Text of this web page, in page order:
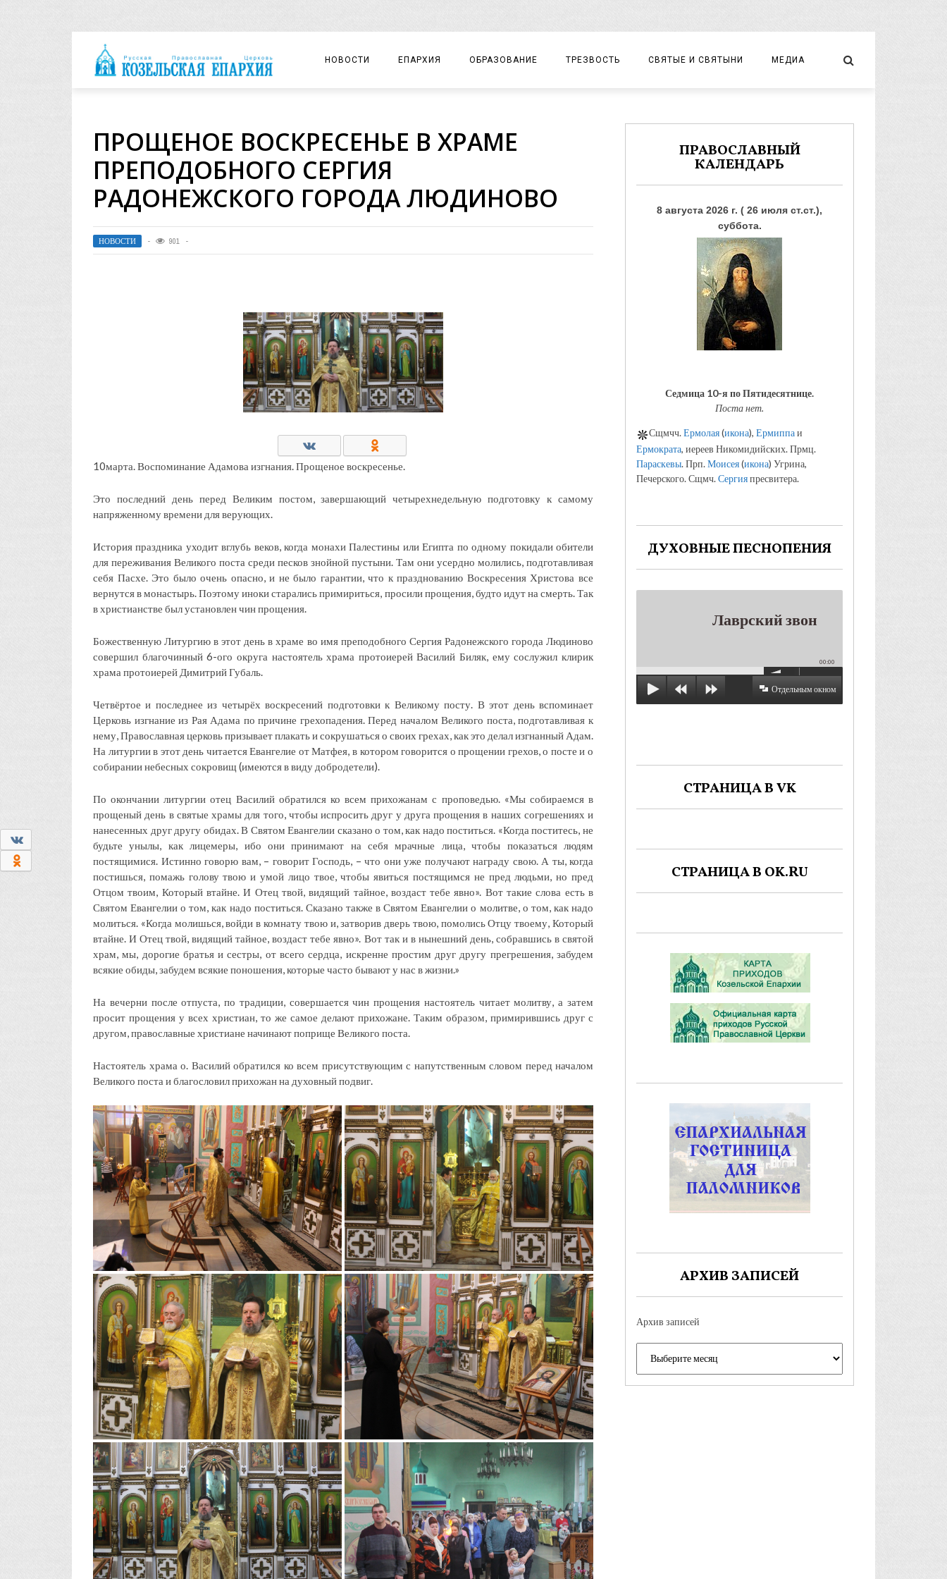
НОВОСТИ ЕПАРХИЯ
ЕПАРХИАЛЬНОЕ УПРАВЛЕНИЕ
ЕПАРХИАЛЬНЫЕ ОТДЕЛЫ
ДУХОВЕНСТВО
БЛАГОЧИНИЯ
МАТЕРИАЛЫ
КОНТАКТЫ/РЕКВИЗИТЫ
ОБРАЗОВАНИЕ
ЦЕНТР «ВОЗРОЖДЕНИЕ»
ТРЕЗВОСТЬ СВЯТЫЕ И СВЯТЫНИ МЕДИА
ФОТО
ПРОЩЕНОЕ ВОСКРЕСЕНЬЕ В ХРАМЕ
ПРЕПОДОБНОГО СЕРГИЯ
РАДОНЕЖСКОГО ГОРОДА ЛЮДИНОВО
НОВОСТИ 901
10марта. Воспоминание Адамова изгнания. Прощеное воскресенье.
Это последний день перед Великим постом, завершающий четырехнедельную подготовку к самому
напряженному времени для верующих.
История праздника уходит вглубь веков, когда монахи Палестины или Египта по одному покидали обители
для переживания Великого поста среди песков знойной пустыни. Там они усердно молились, подготавливая
себя Пасхе. Это было очень опасно, и не было гарантии, что к празднованию Воскресения Христова все
вернутся в монастырь. Поэтому иноки старались примириться, просили прощения, будто идут на смерть. Так
в христианстве был установлен чин прощения.
Божественную Литургию в этот день в храме во имя преподобного Сергия Радонежского города Людиново
совершил благочинный 6-ого округа настоятель храма протоиерей Василий Биляк, ему сослужил клирик
храма протоиерей Димитрий Губаль.
Четвёртое и последнее из четырёх воскресений подготовки к Великому посту. В этот день вспоминает
Церковь изгнание из Рая Адама по причине грехопадения. Перед началом Великого поста, подготавливая к
нему, Православная церковь призывает плакать и сокрушаться о своих грехах, как это делал изгнанный Адам.
На литургии в этот день читается Евангелие от Матфея, в котором говорится о прощении грехов, о посте и о
собирании небесных сокровищ (имеются в виду добродетели).
По окончании литургии отец Василий обратился ко всем прихожанам с проповедью. «Мы собираемся в
прощеный день в святые храмы для того, чтобы испросить друг у друга прощения в наших согрешениях и
нанесенных друг другу обидах. В Святом Евангелии сказано о том, как надо поститься. «Когда поститесь, не
будьте унылы, как лицемеры, ибо они принимают на себя мрачные лица, чтобы показаться людям
постящимися. Истинно говорю вам, – говорит Господь, – что они уже получают награду свою. А ты, когда
постишься, помажь голову твою и умой лицо твое, чтобы явиться постящимся не пред людьми, но пред
Отцом твоим, Который втайне. И Отец твой, видящий тайное, воздаст тебе явно». Вот такие слова есть в
Святом Евангелии о том, как надо поститься. Сказано также в Святом Евангелии о молитве, о том, как надо
молиться. «Когда молишься, войди в комнату твою и, затворив дверь твою, помолись Отцу твоему, Который
втайне. И Отец твой, видящий тайное, воздаст тебе явно». Вот так и в нынешний день, собравшись в святой
храм, мы, дорогие братья и сестры, от всего сердца, искренне простим друг другу прегрешения, забудем
всякие обиды, забудем всякие поношения, которые часто бывают у нас в жизни.»
На вечерни после отпуста, по традиции, совершается чин прощения настоятель читает молитву, а затем
просит прощения у всех христиан, то же самое делают прихожане. Таким образом, примирившись друг с
другом, православные христиане начинают поприще Великого поста.
Настоятель храма о. Василий обратился ко всем присутствующим с напутственным словом перед началом
Великого поста и благословил прихожан на духовный подвиг.
ПРАВОСЛАВНЫЙ
КАЛЕНДАРЬ
8 августа 2026 г. ( 26 июля ст.ст.),
суббота.
Седмица 10-я по Пятидесятнице.
Поста нет.
Сщмчч.Ермолая(икона), Ермиппаи
Ермократа, иереев Никомидийских. Прмц.
Параскевы. Прп.Моисея(икона) Угрина,
Печерского. Сщмч.Сергияпресвитера.
ДУХОВНЫЕ ПЕСНОПЕНИЯ
Лаврский звон
00:00
Отдельным окном
СТРАНИЦА В VK
СТРАНИЦА В OK.RU
АРХИВ ЗАПИСЕЙ
Архив записей